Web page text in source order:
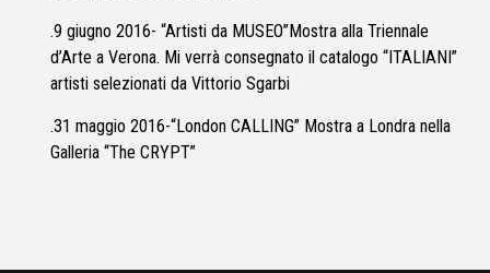
.9 giugno 2016- “Artisti da MUSEO”Mostra alla Triennale
d’Arte a Verona. Mi verrà consegnato il catalogo “ITALIANI”
artisti selezionati da Vittorio Sgarbi
.31 maggio 2016-“London CALLING” Mostra a Londra nella
Galleria “The CRYPT”